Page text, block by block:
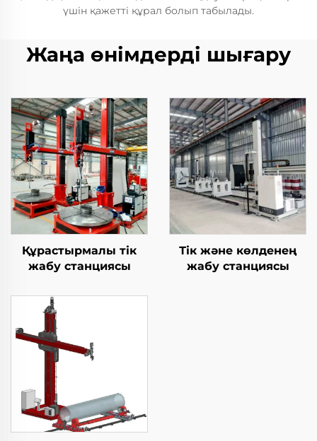
үшін қажетті құрал болып табылады.
Жаңа өнімдерді шығару
Құрастырмалы тік
жабу станциясы
Тік және көлденең
жабу станциясы